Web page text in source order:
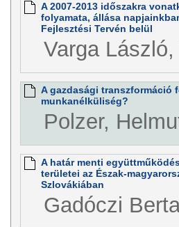
A 2007-2013 időszakra
folyamata, állása
Fejlesztési Tervén belül
Varga
A gazdasági transzformáció
munkanélküliség?
Polzer,
A határ menti
területei az Észak-
Szlovákiában
Gadóczi